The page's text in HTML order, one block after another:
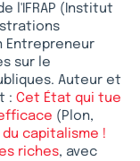
l'IFRAP (Institut
Entrepreneur
sur le
Auteur et
: Cet État qui tue
(Plon,
capitalisme !
riches, avec